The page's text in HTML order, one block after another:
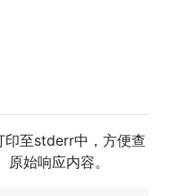
印至stderr中，方便查
始响应内容。